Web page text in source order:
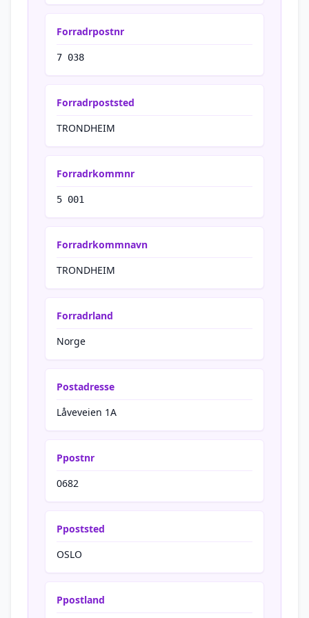
Forradrpostnr
7 038
Forradrpoststed
TRONDHEIM
Forradrkommnr
5 001
Forradrkommnavn
TRONDHEIM
Forradrland
Norge
Postadresse
Låveveien 1A
Ppostnr
0682
Ppoststed
OSLO
Ppostland